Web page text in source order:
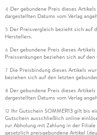
4 Der gebundene Preis dieses
dargestellten Datums vom Verlag
5 Der Preisvergleich bezieht sich auf
Herstellers.
6 Der gebundene Preis dieses
Preissenkungen beziehen sich auf
7 Die Preisbindung dieses Artikels
beziehen sich auf den letzten
8 Der gebundene Preis dieses
dargestellten Datums vom Verlag
12 Ihr Gutschein SOMMER13 gilt bis
Gutschein ausschließlich online
zur Abholung mit Zahlung in der
gesetzlich preisgebundene Artikel